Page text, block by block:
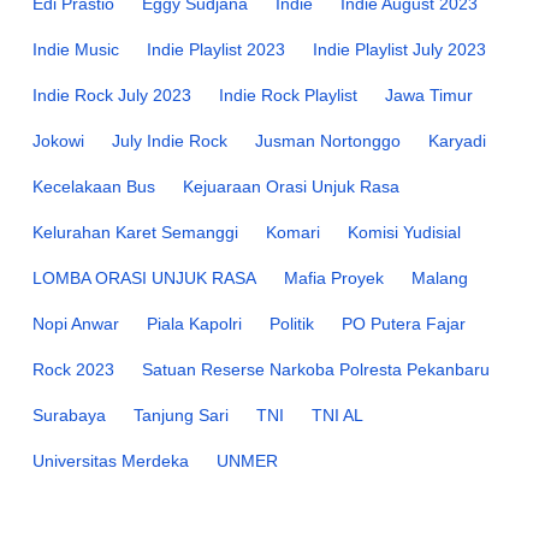
Indie Music Indie Playlist 2023 Indie Playlist July 2023
Indie Rock July 2023 Indie Rock Playlist Jawa Timur
Jokowi July Indie Rock Jusman Nortonggo Karyadi
Kecelakaan Bus Kejuaraan Orasi Unjuk Rasa
Kelurahan Karet Semanggi Komari Komisi Yudisial
LOMBA ORASI UNJUK RASA Mafia Proyek Malang
Nopi Anwar Piala Kapolri Politik PO Putera Fajar
Rock 2023 Satuan Reserse Narkoba Polresta Pekanbaru
Surabaya Tanjung Sari TNI TNI AL
Universitas Merdeka UNMER